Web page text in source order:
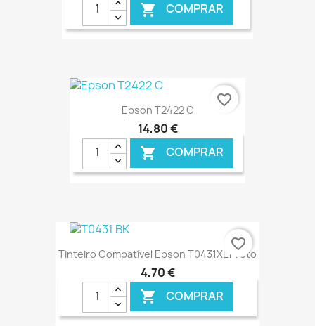
 COMPRAR
€ ONLINE
Epson T2422 C
14,80 €
 COMPRAR
€ ONLINE
favorite_border
Tinteiro Compatível Epson T0431XL Preto
4,70 €
 COMPRAR
favorite_border